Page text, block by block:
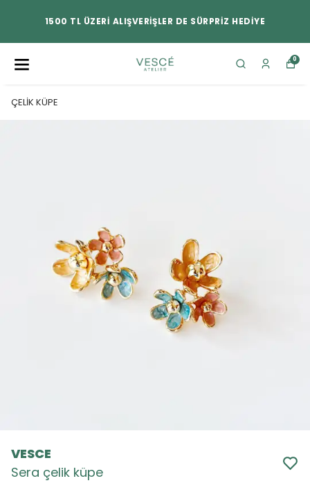
1500 TL ÜZERİ ALIŞVERİŞLER DE SÜRPRİZ HEDİYE
0
ÇELİK KÜPE
VESCE
Sera çelik küpe